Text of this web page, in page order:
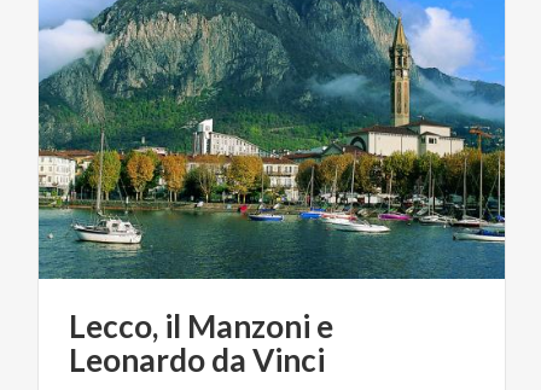
Lecco, il Manzoni e
LeonardodaVinci